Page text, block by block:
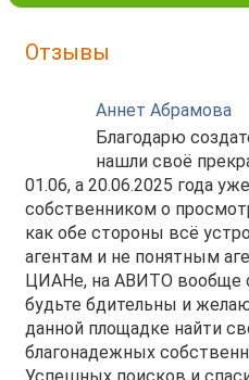
Отзывы
Аннет Абрамова
Благодарю
нашли своё
01.06, а 20.06.2025 года
собственником о
как обе стороны всё
агентам и не понятным
ЦИАНе, на АВИТО вообще
будьте бдительны и
данной площадке найти
благонадежных